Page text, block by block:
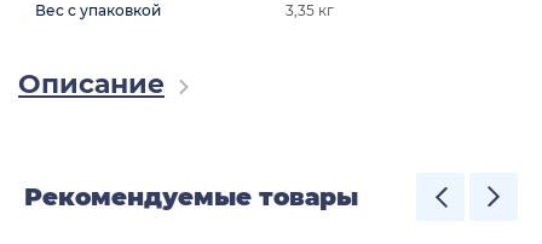
Вес с упаковкой 3,35 кг
Описание
Рекомендуемые товары